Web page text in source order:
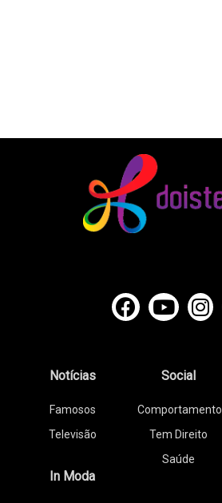
Notícias
Famosos
Televisão
In Moda
Social
Comportamento
Tem Direito
Saúde